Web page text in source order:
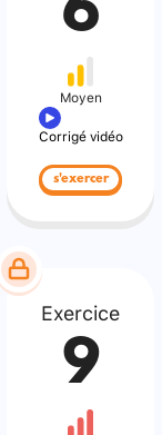
6
Moyen
Corrigé vidéo
s'exercer
Exercice
9